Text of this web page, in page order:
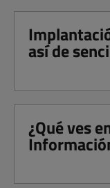
así de
¿Qué ves